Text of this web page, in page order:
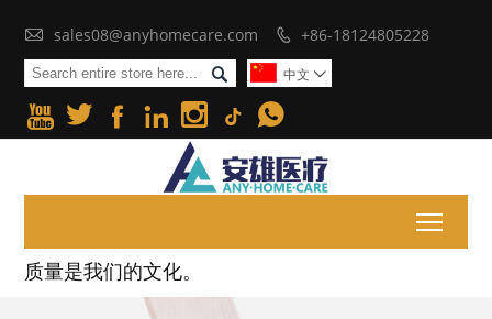
 sales08@anyhomecare.com  +86-18124805228
 中文 
     
质量是我们的文化。